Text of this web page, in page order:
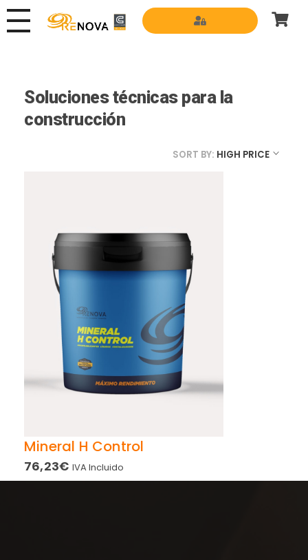
Soluciones técnicas para la
construcción
SORT BY: HIGH PRICE
Mineral H Control
76,23€ IVA Incluido